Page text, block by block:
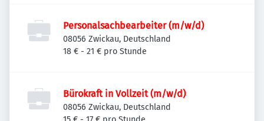
Personalsachbearbeiter (m/w/d)
08056 Zwickau, Deutschland
18 € - 21 € pro Stunde
Bürokraft in Vollzeit (m/w/d)
08056 Zwickau, Deutschland